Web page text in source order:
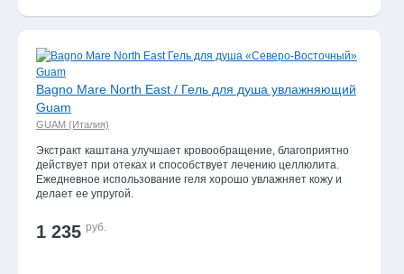
Bagno Mare North East / Гель для душа увлажняющий
Guam
GUAM (Италия)
Экстракт каштана улучшает кровообращение, благоприятно
действует при отеках и способствует лечению целлюлита.
Ежедневное использование геля хорошо увлажняет кожу и
делает ее упругой.
1 235 руб.